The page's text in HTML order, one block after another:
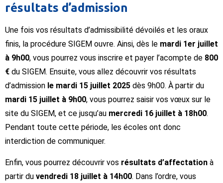
résultats d’admission
Une fois vos résultats d’admissibilité dévoilés et les oraux
finis, la procédure SIGEM ouvre. Ainsi, dès le mardi 1er juillet
à 9h00, vous pourrez vous inscrire et payer l’acompte de 800
€ du SIGEM. Ensuite, vous allez découvrir vos résultats
d’admission le mardi 15 juillet 2025 dès 9h00. À partir du
mardi 15 juillet à 9h00, vous pourrez saisir vos vœux sur le
site du SIGEM, et ce jusqu’au mercredi 16 juillet à 18h00.
Pendant toute cette période, les écoles ont donc
interdiction de communiquer.
Enfin, vous pourrez découvrir vos résultats d’affectation à
partir du vendredi 18 juillet à 14h00. Dans l’ordre, vous